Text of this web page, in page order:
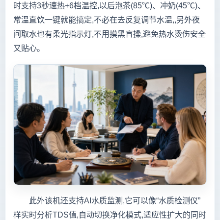
时支持3秒速热+6档温控,以后泡茶(85℃)、冲奶(45℃)、
常温直饮一键就能搞定,不必在去反复调节水温,,另外夜
间取水也有柔光指示灯,不用摸黑盲操,避免热水烫伤安全
又贴心。
此外该机还支持AI水质监测,它可以像“水质检测仪”
样实时分析TDS值,自动切换净化模式,适应性扩大的同时